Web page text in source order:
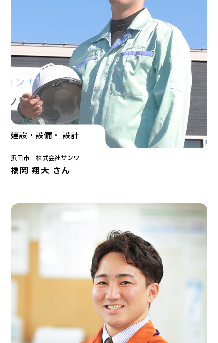
建設・設備・ 設計
浜田市｜ 株式会社サンワ
橋岡 翔大 さん